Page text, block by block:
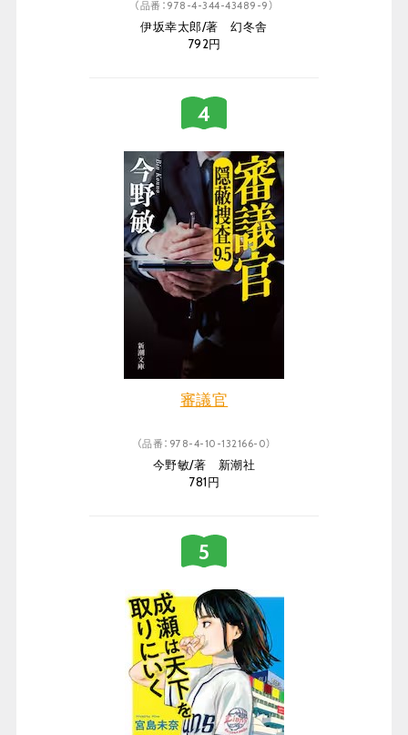
（品番：978-4-344-43489-9）
伊坂幸太郎/著 幻冬舎
792円
審議官
（品番：978-4-10-132166-0）
今野敏/著 新潮社
781円